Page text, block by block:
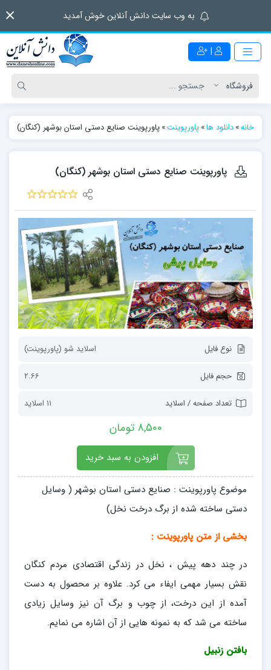
به وب سایت دانش آنلاین خوش آمدید
|
خانه»دانلود ها»پاورپوینت»پاورپوینت صنایع دستی استان بوشهر (کنگان)
پاورپوینت صنایع دستی استان بوشهر (کنگان)
نوع فایل اسلاید شو (پاورپوینت)
حجم فایل 2.66
تعداد صفحه / اسلاید 11 اسلاید
8,500 تومان
افزودن به سبد خرید
موضوع پاورپوینت : صنایع دستی استان بوشهر ( وسایل
دستی ساخته شده از برگ درخت نخل)
بخشی از متن پاورپوینت :
در چند دهه پیش ، نخل در زندگی اقتصادی مردم کنگان
نقش بسیار مهمی ایفاء می کرد. علاوه بر محصول به دست
آمده از این درخت، از چوب و برگ آن نیز وسایل زیادی
ساخته می شد که به نمونه هایی از آن اشاره می نمایم.
بافتن زنبیل